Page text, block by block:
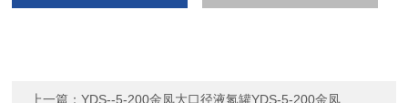
上一篇：YDS--5-200金凤大口径液氮罐YDS-5-200金凤